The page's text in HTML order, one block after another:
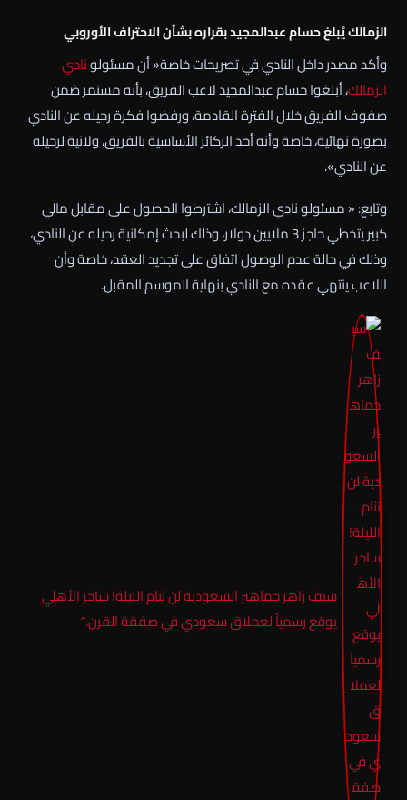
الزمالك يُبلغ حسام عبدالمجيد بقراره بشأن الاحتراف الأوروبي
وأكد مصدر داخل النادي في تصريحات خاصة« أن مسئولونادي
الزمالك، أبلغوا حسام عبدالمجيد لاعب الفريق، بأنه مستمر ضمن
صفوف الفريق خلال الفترة القادمة، ورفضوا فكرة رحيله عن النادي
بصورة نهائية، خاصة وأنه أحد الركائز الأساسية بالفريق، ولانية لرحيله
عن النادي».
وتابع: « مسئولو نادي الزمالك، اشترطوا الحصول على مقابل مالي
كبير يتخطي حاجز 3 ملايين دولار، وذلك لبحث إمكانية رحيله عن النادي،
وذلك في حالة عدم الوصول اتفاق على تجديد العقد، خاصة وأن
اللاعب ينتهي عقده مع النادي بنهاية الموسم المقبل.
سيف زاهر جماهير السعودية لن تنام الليلة! ساحر الأهلي
يوقع رسمياً لعملاق سعودي في صفقة القرن.”